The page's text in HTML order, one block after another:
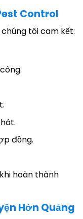
Control
tôi cam kết:
đồng.
hoàn thành
Hớn Quảng